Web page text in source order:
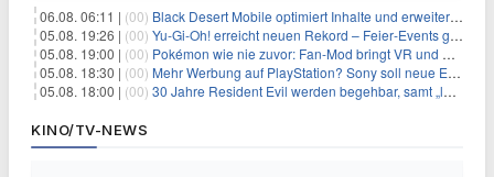
06.08. 06:11 | (00) Black Desert Mobile optimiert Inhalte und erweitert Treasure Access
05.08. 19:26 | (00) Yu‑Gi‑Oh! erreicht neuen Rekord – Feier‑Events gestartet
05.08. 19:00 | (00) Pokémon wie nie zuvor: Fan-Mod bringt VR und Ego-Perspektive nach Kanto
05.08. 18:30 | (00) Mehr Werbung auf PlayStation? Sony soll neue Einnahmequellen prüfen
05.08. 18:00 | (00) 30 Jahre Resident Evil werden begehbar, samt „lebensgroßem Leon“
KINO/TV-NEWS